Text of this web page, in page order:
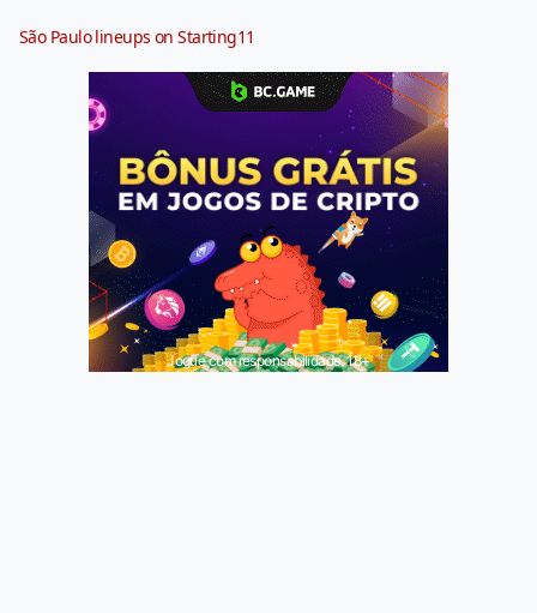
São Paulo lineups on Starting11
Jogue com responsabilidade. 18+